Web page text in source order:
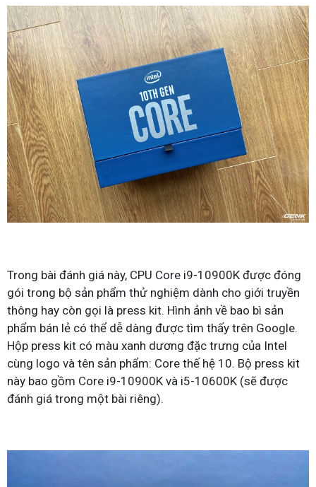
Trong bài đánh giá này, CPU Core i9-10900K được đóng
gói trong bộ sản phẩm thử nghiệm dành cho giới truyền
thông hay còn gọi là press kit. Hình ảnh về bao bì sản
phẩm bán lẻ có thể dễ dàng được tìm thấy trên Google.
Hộp press kit có màu xanh dương đặc trưng của Intel
cùng logo và tên sản phẩm: Core thế hệ 10. Bộ press kit
này bao gồm Core i9-10900K và i5-10600K (sẽ được
đánh giá trong một bài riêng).